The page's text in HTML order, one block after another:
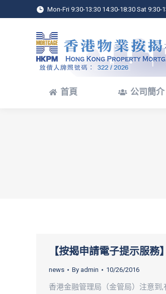
Mon-Fri 9:30-13:30 14:30-18:30 Sat 9:30-
首頁 公司簡介
【按揭申請電子提示服務】
news By admin 10/26/2016
香港金融管理局（金管局）注意到
首頁 公司簡介